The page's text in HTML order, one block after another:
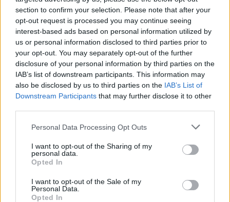
section to confirm your selection. Please note that after your
opt-out request is processed you may continue seeing
interest-based ads based on personal information utilized by
us or personal information disclosed to third parties prior to
your opt-out. You may separately opt-out of the further
disclosure of your personal information by third parties on the
IAB’s list of downstream participants. This information may
also be disclosed by us to third parties on the IAB’s List of
Downstream Participants that may further disclose it to other
Personal Data Processing Opt Outs
I want to opt-out of the Sharing of my
personal data.
Opted In
I want to opt-out of the Sale of my
Personal Data.
Opted In
Orehovica
Vipava
Orehovica
Zagorje ob Savi
Orehovlje
Kranj
Orehovlje -vreme
Miren - Kostanjevica
Orehovo
Sevnica
Orehovski Vrh
Gornja Radgona
Orešje
Šmarješke Toplice
Orešje na Bizeljskem
Brežice
Orešje nad Sevnico
Sevnica
Orkljevec
Orla vas
Braslovče
Orlaka -vreme